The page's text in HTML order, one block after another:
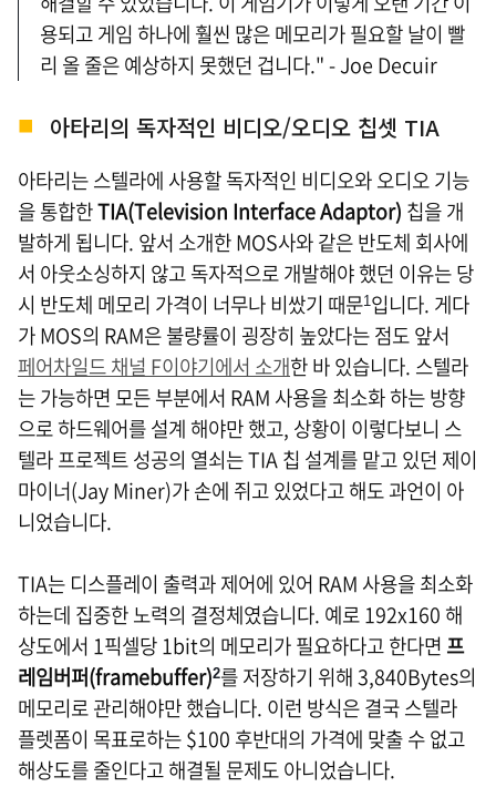
용되고 게임 하나에 훨씬 많은 메모리가 필요할 날이 빨
리 올 줄은 예상하지 못했던 겁니다." - Joe Decuir
아타리의 독자적인 비디오/오디오 칩셋 TIA
아타리는 스텔라에 사용할 독자적인 비디오와 오디오 기능
을 통합한TIA(Television Interface Adaptor) 칩을 개
발하게 됩니다. 앞서 소개한 MOS사와 같은 반도체 회사에
서 아웃소싱하지 않고 독자적으로 개발해야 했던 이유는 당
시 반도체 메모리 가격이 너무나 비쌌기 때문1 입니다. 게다
가 MOS의 RAM은 불량률이 굉장히 높았다는 점도 앞서
페어차일드 채널 F이야기에서 소개한 바 있습니다. 스텔라
는 가능하면 모든 부분에서 RAM 사용을 최소화 하는 방향
으로 하드웨어를 설계 해야만 했고, 상황이 이렇다보니 스
텔라 프로젝트 성공의 열쇠는 TIA 칩 설계를 맡고 있던 제이
마이너(Jay Miner)가 손에 쥐고 있었다고 해도 과언이 아
니었습니다.
TIA는 디스플레이 출력과 제어에 있어 RAM 사용을 최소화
하는데 집중한 노력의 결정체였습니다. 예로 192x160 해
상도에서 1픽셀당 1bit의 메모리가 필요하다고 한다면 프
레임버퍼(framebuffer)2를 저장하기 위해 3,840Bytes의
메모리로 관리해야만 했습니다. 이런 방식은 결국 스텔라
플렛폼이 목표로하는 $100 후반대의 가격에 맞출 수 없고
해상도를 줄인다고 해결될 문제도 아니었습니다.